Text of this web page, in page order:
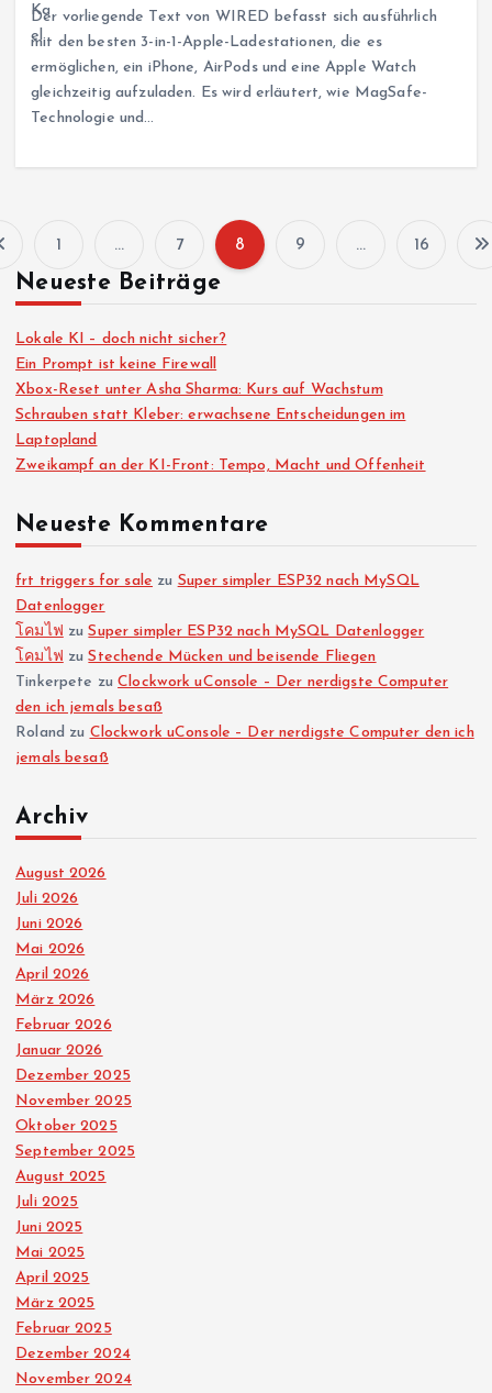
Der vorliegende Text von WIRED befasst sich ausführlich
mit den besten 3-in-1-Apple-Ladestationen, die es
ermöglichen, ein iPhone, AirPods und eine Apple Watch
gleichzeitig aufzuladen. Es wird erläutert, wie MagSafe-
Technologie und…
S
i
t
e
n
n
u
m
m
1 … 7 8 9 … 16
Neueste Beiträge
Lokale KI – doch nicht sicher?
Ein Prompt ist keine Firewall
Xbox-Reset unter Asha Sharma: Kurs auf Wachstum
Schrauben statt Kleber: erwachsene Entscheidungen im
Laptopland
Zweikampf an der KI-Front: Tempo, Macht und Offenheit
Neueste Kommentare
frt triggers for sale zu Super simpler ESP32 nach MySQL
Datenlogger
โคมไฟ zuSuper simpler ESP32 nach MySQL Datenlogger
โคมไฟ zuStechende Mücken und beisende Fliegen
Tinkerpete zuClockwork uConsole – Der nerdigste Computer
den ich jemals besaß
Roland zu Clockwork uConsole – Der nerdigste Computer den ich
jemals besaß
Archiv
August 2026
Juli 2026
Juni 2026
Mai 2026
April 2026
März 2026
Februar 2026
Januar 2026
Dezember 2025
November 2025
Oktober 2025
September 2025
August 2025
Juli 2025
Juni 2025
Mai 2025
April 2025
März 2025
Februar 2025
Dezember 2024
November 2024